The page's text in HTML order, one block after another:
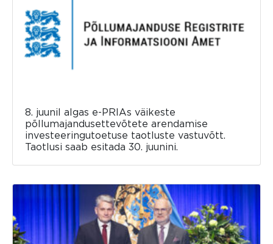
8. juunil algas e-PRIAs väikeste
põllumajandusettevõtete arendamise
investeeringutoetuse taotluste vastuvõtt.
Taotlusi saab esitada 30. juunini.